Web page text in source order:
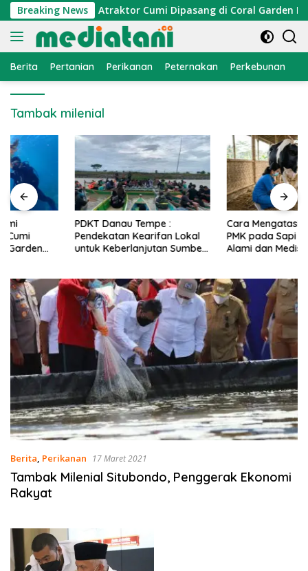
Langsung
ke
konten
Breaking News
Nelayan, Atraktor Cumi Dipasang di Coral Garden Pulau
Berita Pertanian Perikanan Peternakan Perkebunan
Tambak milenial
PDKT Danau Tempe :
Pendekatan Kearifan Lokal
untuk Keberlanjutan Sumber
Cara Mengatasi Penyakit
PMK pada Sapi Perah Secara
Alami dan Medis
Berita, Perikanan 17 Maret 2021
Tambak Milenial Situbondo, Penggerak Ekonomi
Rakyat